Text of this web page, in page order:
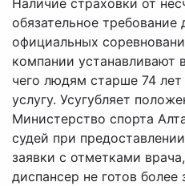
обязательное требование
официальных
компании устанавливают
чего людям старше 74
услугу. Усугубляет
Министерство спорта
судей при
заявки с отметками
диспансер не готов более